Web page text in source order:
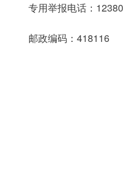
专用举报电话：
邮政编码：418116